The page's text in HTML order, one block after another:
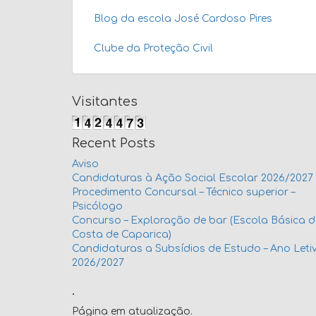
Blog da escola José Cardoso Pires
Clube da Proteção Civil
Visitantes
Recent Posts
Aviso
Candidaturas à Ação Social Escolar 2026/2027
Procedimento Concursal – Técnico superior –
Psicólogo
Concurso – Exploração de bar (Escola Básica
Costa de Caparica)
Candidaturas a Subsídios de Estudo – Ano
2026/2027
.
Página em atualização.